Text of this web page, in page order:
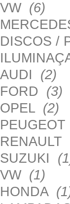
VW (6)
DISCOS /
AUDI (2)
FORD (3)
OPEL (2)
PEUGEOT
RENAULT
SUZUKI
VW (1)
HONDA